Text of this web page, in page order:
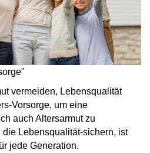
vermeiden, Lebensqualität
Vorsorge, um eine
auch Altersarmut zu
Lebensqualität-sichern, ist
jede Generation.